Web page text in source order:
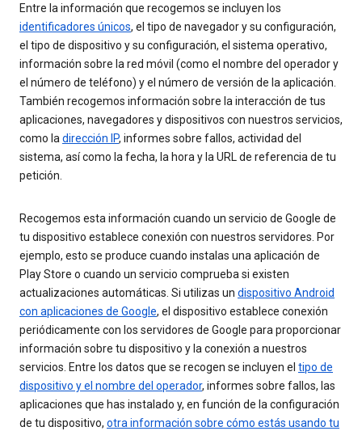
Entre la información que recogemos se incluyen los
identificadores únicos, el tipo de navegador y su configuración,
el tipo de dispositivo y su configuración, el sistema operativo,
información sobre la red móvil (como el nombre del operador y
el número de teléfono) y el número de versión de la aplicación.
También recogemos información sobre la interacción de tus
aplicaciones, navegadores y dispositivos con nuestros servicios,
como la dirección IP, informes sobre fallos, actividad del
sistema, así como la fecha, la hora y la URL de referencia de tu
petición.
Recogemos esta información cuando un servicio de Google de
tu dispositivo establece conexión con nuestros servidores. Por
ejemplo, esto se produce cuando instalas una aplicación de
Play Store o cuando un servicio comprueba si existen
actualizaciones automáticas. Si utilizas un dispositivo Android
con aplicaciones de Google, el dispositivo establece conexión
periódicamente con los servidores de Google para proporcionar
información sobre tu dispositivo y la conexión a nuestros
servicios. Entre los datos que se recogen se incluyen el tipo de
dispositivo y el nombre del operador, informes sobre fallos, las
aplicaciones que has instalado y, en función de la configuración
de tu dispositivo, otra información sobre cómo estás usando tu